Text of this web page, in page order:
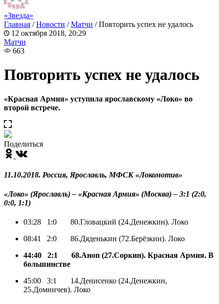
«Звезда»
Главная /Новости /Матчи /Повторить успех не удалось
12 октября 2018, 20:29
Матчи
663
Повторить успех не удалось
«Красная Армия» уступила ярославскому «Локо» во
второй встрече.
Поделиться
11.10.2018. Россия, Ярославль, МФСК «Локомотив»
«Локо» (Ярославль) – «Красная Армия» (Москва) – 3:1 (2:0,
0:0, 1:1)
03:28 1:0 80.Гловацкий (24.Денежкин). Локо
08:41 2:0 86.Дяденькин (72.Берёзкин). Локо
44:40 2:1 68.Аноп (27.Соркин). Красная Армия. В
большинстве
45:00 3:1 14.Денисенко (24.Денежкин,
25.Домничев). Локо